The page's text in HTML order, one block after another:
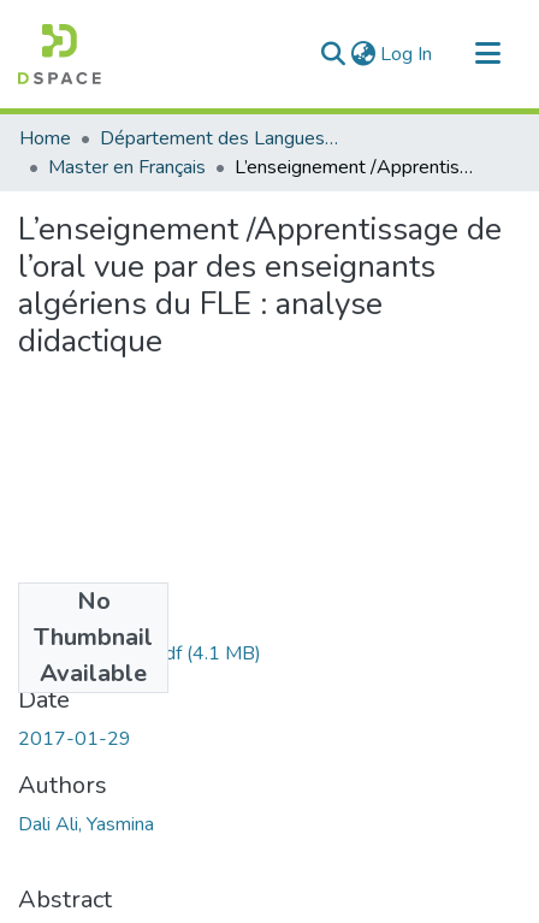
Log In (current)
Communities & Collections
All of DSpace
Home
Département des Langues étrangères
Master en Français
L’enseignement /Apprentissage de l’oral vue par des enseignants algériens du FLE : analyse didactique
L’enseignement /Apprentissage de
l’oral vue par des enseignants
algériens du FLE : analyse
didactique
No
Thumbnail
Available
daliali-yassmina.pdf(4.1 MB)
Date
2017-01-29
Authors
Dali Ali, Yasmina
Abstract